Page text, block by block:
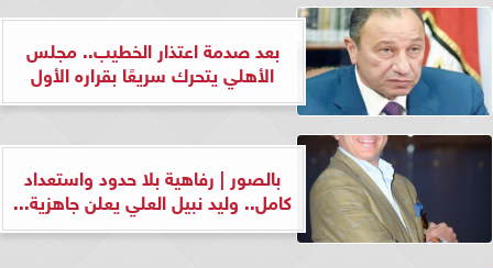
بعد صدمة اعتذار الخطيب.. مجلس
الأهلي يتحرك سريعًا بقراره الأول
بالصور | رفاهية بلا حدود واستعداد
كامل.. وليد نبيل العلي يعلن جاهزية...